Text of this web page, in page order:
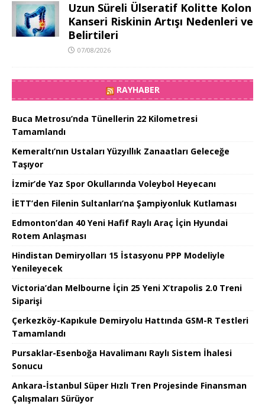
Uzun Süreli Ülseratif Kolitte Kolon
Kanseri Riskinin Artışı Nedenleri ve
Belirtileri
07/08/2026
RAYHABER
Buca Metrosu’nda Tünellerin 22 Kilometresi
Tamamlandı
Kemeraltı’nın Ustaları Yüzyıllık Zanaatları Geleceğe
Taşıyor
İzmir’de Yaz Spor Okullarında Voleybol Heyecanı
İETT’den Filenin Sultanları’na Şampiyonluk Kutlaması
Edmonton’dan 40 Yeni Hafif Raylı Araç İçin Hyundai
Rotem Anlaşması
Hindistan Demiryolları 15 İstasyonu PPP Modeliyle
Yenileyecek
Victoria’dan Melbourne İçin 25 Yeni X’trapolis 2.0 Treni
Siparişi
Çerkezköy-Kapıkule Demiryolu Hattında GSM-R Testleri
Tamamlandı
Pursaklar-Esenboğa Havalimanı Raylı Sistem İhalesi
Sonucu
Ankara-İstanbul Süper Hızlı Tren Projesinde Finansman
Çalışmaları Sürüyor